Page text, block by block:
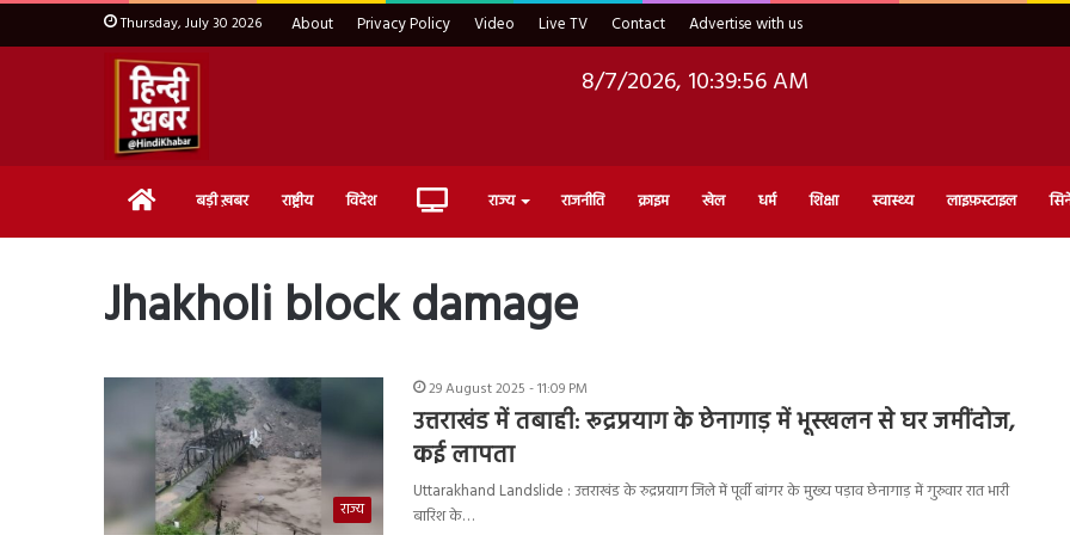
Thursday, July 30 2026 About Privacy Policy Video Live TV Contact Advertise with us
8/7/2026, 10:39:57 AM
Home बड़ी ख़बर राष्ट्रीय विदेश Live राज्य राजनीति क्राइम खेल धर्म शिक्षा स्वास्थ्य लाइफ़स्टाइल
Jhakholi block damage
राज्य
29 August 2025 - 11:09 PM
उत्तराखंड में तबाही: रूद्रप्रयाग के छेनागाड़ में भूस्खलन से घर जमींदोज,
कई लापता
Uttarakhand Landslide : उत्तराखंड के रुद्रप्रयाग जिले में पूर्वी बांगर के मुख्य पड़ाव छेनागाड़ में गुरुवार रात भारी
बारिश के…